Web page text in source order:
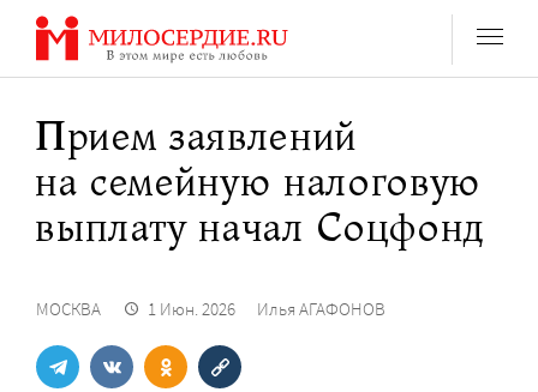
Перейти
содержанию
Прием заявлений
на семейную налоговую
выплату начал Соцфонд
МОСКВА 1 Июн. 2026 Илья АГАФОНОВ